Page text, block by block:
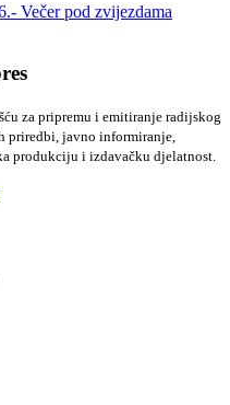
Večer pod zvijezdama
za pripremu i emitiranje radijskog
priredbi, javno informiranje,
produkciju i izdavačku djelatnost.